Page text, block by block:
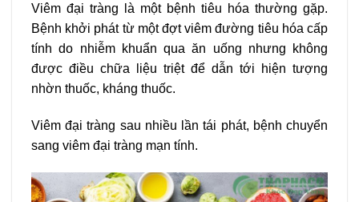
Viêm đại tràng là một bệnh tiêu hóa thường gặp.
Bệnh khởi phát từ một đợt viêm đường tiêu hóa cấp
tính do nhiễm khuẩn qua ăn uống nhưng không
được điều chữa liệu triệt để dẫn tới hiện tượng
nhờn thuốc, kháng thuốc.
Viêm đại tràng sau nhiều lần tái phát, bệnh chuyển
sang viêm đại tràng mạn tính.